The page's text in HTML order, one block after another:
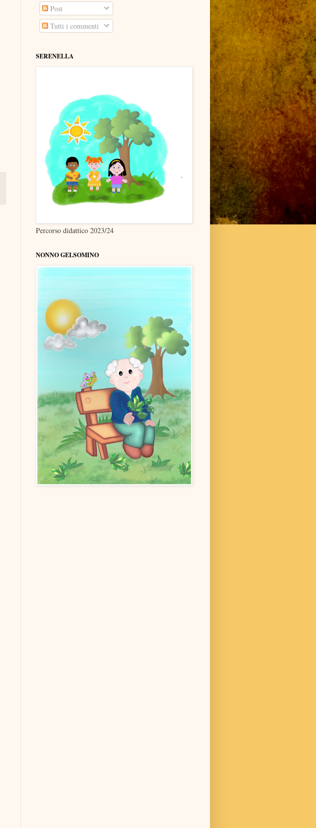
Post
Tutti i commenti
SERENELLA
Percorso didattico 2023/24
NONNO GELSOMINO